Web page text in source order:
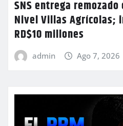
SNS entrega
Nivel Villas Agrícolas;
RD$10 millones
admin Ago 7, 2026